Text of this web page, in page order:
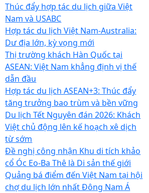
Thúc đẩy hợp tác du lịch giữa Việt
Nam và USABC
Hợp tác du lịch Việt Nam-Australia:
Dư địa lớn, kỳ vọng mới
Thị trường khách Hàn Quốc tại
ASEAN: Việt Nam khẳng định vị thế
dẫn đầu
Hợp tác du lịch ASEAN+3: Thúc đẩy
tăng trưởng bao trùm và bền vững
Du lịch Tết Nguyên đán 2026: Khách
Việt chủ động lên kế hoạch xê dịch
từ sớm
Đề nghị công nhận Khu di tích khảo
cổ Óc Eo-Ba Thê là Di sản thế giới
Quảng bá điểm đến Việt Nam tại hội
chợ du lịch lớn nhất Đông Nam Á